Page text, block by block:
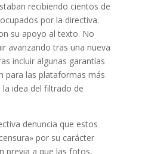
recibiendo cientos de
por la directiva.
su apoyo al texto. No
avanzando tras una nueva
incluir algunas garantías
para las plataformas más
idea del filtrado de
denuncia que estos
por su carácter
previa a que las fotos,